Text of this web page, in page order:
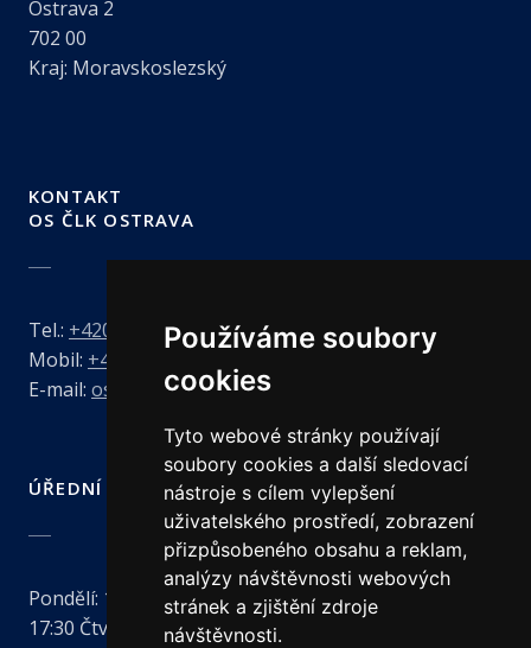
Používáme soubory
cookies
Tyto webové stránky používají
soubory cookies a další sledovací
nástroje s cílem vylepšení
uživatelského prostředí, zobrazení
přizpůsobeného obsahu a reklam,
analýzy návštěvnosti webových
stránek a zjištění zdroje
návštěvnosti.
Ostrava 2
702 00
Kraj: Moravskoslezský
KONTAKT
OS ČLK OSTRAVA
Tel.: +420 731 898 893
Mobil: +420 606 726 273
E-mail: ostrava@clkcr.cz
ÚŘEDNÍ HODINY
Pondělí: 13:00 - 17:30Úterý:8:00 - 13:00 Středa:
17:30 Čtvrtek: 8:00 - 13:00